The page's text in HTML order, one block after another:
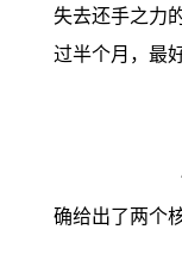
失去还手之力
过半个月，最
确给出了两个